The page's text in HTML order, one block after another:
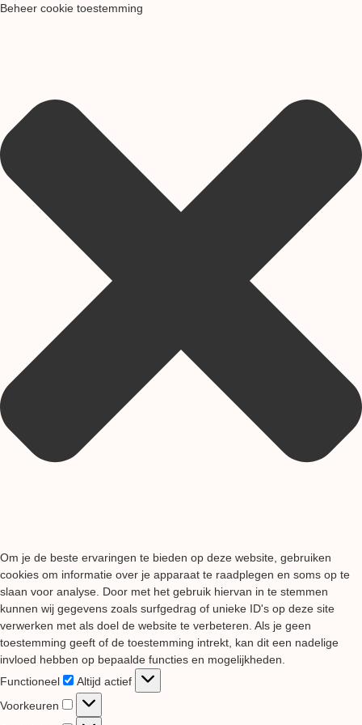
Beheer cookie toestemming
Om je de beste ervaringen te bieden op deze website, gebruiken
cookies om informatie over je apparaat te raadplegen en soms op te
slaan voor analyse. Door met het gebruik hiervan in te stemmen
kunnen wij gegevens zoals surfgedrag of unieke ID's op deze site
verwerken met als doel de website te verbeteren. Als je geen
toestemming geeft of de toestemming intrekt, kan dit een nadelige
invloed hebben op bepaalde functies en mogelijkheden.
Functioneel
Functioneel
Altijd actief
Voorkeuren
Voorkeuren